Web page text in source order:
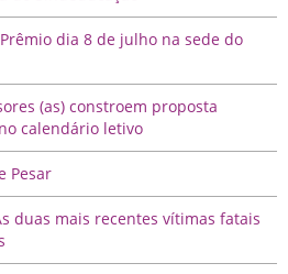
dia 8 de julho na sede do
(as) constroem proposta
calendário letivo
Pesar
duas mais recentes vítimas fatais